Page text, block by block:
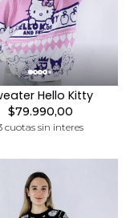
Hello Kitty
$79.990,00
cuotas sin interes